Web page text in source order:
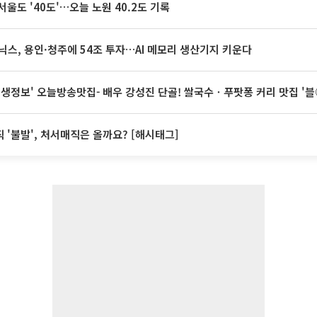
울도 '40도'…오늘 노원 40.2도 기록
스, 용인·청주에 54조 투자…AI 메모리 생산기지 키운다
정보' 오늘방송맛집- 배우 강성진 단골! 쌀국수ㆍ푸팟퐁 커리 맛
'불발', 처서매직은 올까요? [해시태그]